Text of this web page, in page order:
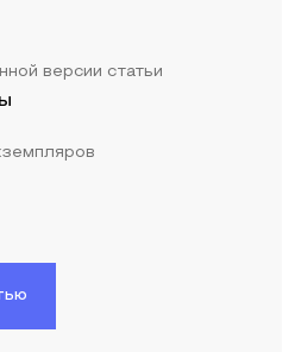
версии статьи